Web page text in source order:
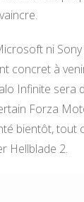
ni Sony
concret à
Infinite sera
Forza
bientôt, tout
Hellblade 2.